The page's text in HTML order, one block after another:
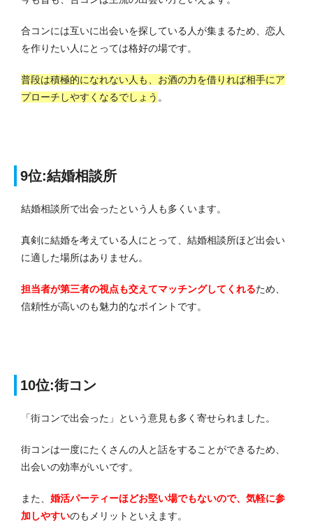
合コンには互いに出会いを探している人が集まるため、恋人
を作りたい人にとっては格好の場です。
普段は積極的になれない人も、お酒の力を借りれば相手にア
プローチしやすくなるでしょう 。
9位:結婚相談所
結婚相談所で出会ったという人も多くいます。
真剣に結婚を考えている人にとって、結婚相談所ほど出会い
に適した場所はありません。
担当者が第三者の視点も交えてマッチングしてくれるため、
信頼性が高いのも魅力的なポイントです。
10位:街コン
「街コンで出会った」という意見も多く寄せられました。
街コンは一度にたくさんの人と話をすることができるため、
出会いの効率がいいです。
また、 婚活パーティーほどお堅い場でもないので、気軽に参
加しやすいのもメリットといえます。